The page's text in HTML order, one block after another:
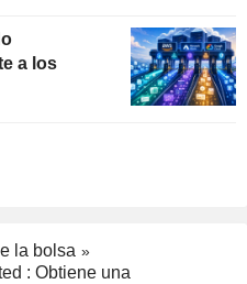
a los
la bolsa
: Obtiene una